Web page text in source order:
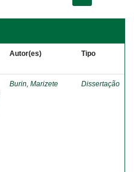
Autor(es) Tipo
Burin, Marizete Dissertação